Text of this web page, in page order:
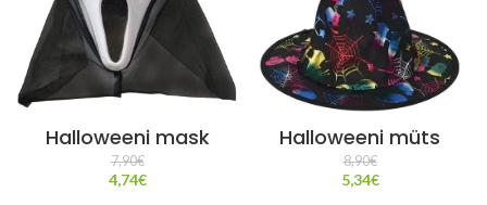
Halloweeni mask
7,90€
4,74€
Halloweeni müts
8,90€
5,34€